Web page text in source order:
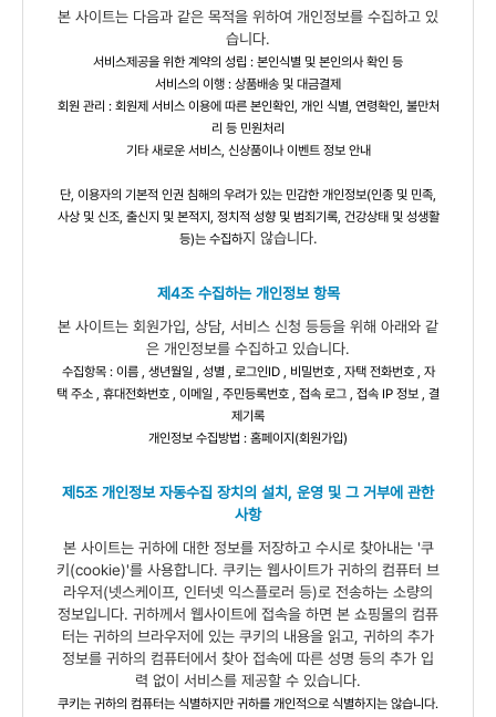
본 사이트는 다음과 같은 목적을 위하여 개인정보를 수집하고 있
습니다.
서비스제공을 위한 계약의 성립 : 본인식별 및 본인의사 확인 등
서비스의 이행 : 상품배송 및 대금결제
회원 관리 : 회원제 서비스 이용에 따른 본인확인, 개인 식별, 연령확인, 불만처
리 등 민원처리
기타 새로운 서비스, 신상품이나 이벤트 정보 안내
단, 이용자의 기본적 인권 침해의 우려가 있는 민감한 개인정보(인종 및 민족,
사상 및 신조, 출신지 및 본적지, 정치적 성향 및 범죄기록, 건강상태 및 성생활
등)는 수집하지 않습니다.
제4조 수집하는 개인정보 항목
본 사이트는 회원가입, 상담, 서비스 신청 등등을 위해 아래와 같
은 개인정보를 수집하고 있습니다.
수집항목 : 이름 , 생년월일 , 성별 , 로그인ID , 비밀번호 , 자택 전화번호 , 자
택 주소 , 휴대전화번호 , 이메일 , 주민등록번호 , 접속 로그 , 접속 IP 정보 , 결
제기록
개인정보 수집방법 : 홈페이지(회원가입)
제5조 개인정보 자동수집 장치의 설치, 운영 및 그 거부에 관한
사항
본 사이트는 귀하에 대한 정보를 저장하고 수시로 찾아내는 '쿠
키(cookie)'를 사용합니다. 쿠키는 웹사이트가 귀하의 컴퓨터 브
라우저(넷스케이프, 인터넷 익스플로러 등)로 전송하는 소량의
정보입니다. 귀하께서 웹사이트에 접속을 하면 본 쇼핑몰의 컴퓨
터는 귀하의 브라우저에 있는 쿠키의 내용을 읽고, 귀하의 추가
정보를 귀하의 컴퓨터에서 찾아 접속에 따른 성명 등의 추가 입
력 없이 서비스를 제공할 수 있습니다.
쿠키는 귀하의 컴퓨터는 식별하지만 귀하를 개인적으로 식별하지는 않습니다.